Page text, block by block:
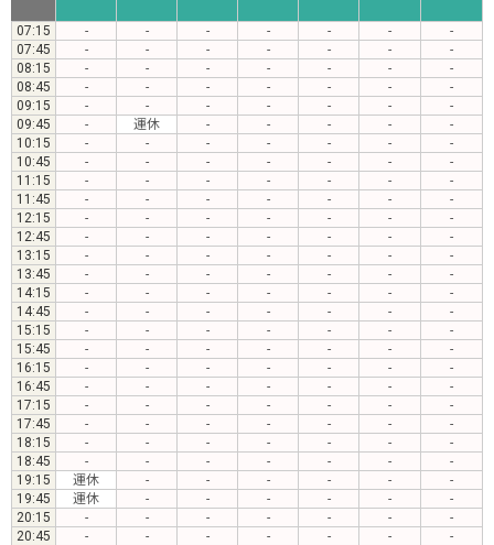
07:15 - - - - - -
-
07:45
- - - - - -
-
08:15
- - - - - -
-
08:45
- - - - - -
-
09:15
- - - - - -
-
09:45
- 運休 - - - -
-
10:15
- - - - - -
-
10:45
- - - - - -
-
11:15
- - - - - -
-
11:45
- - - - - -
-
12:15
- - - - - -
-
12:45
- - - - - -
-
13:15
- - - - - -
-
13:45
- - - - - -
-
14:15
- - - - - -
-
14:45
- - - - - -
-
15:15
- - - - - -
-
15:45
- - - - - -
-
16:15
- - - - - -
-
16:45
- - - - - -
-
17:15
- - - - - -
-
17:45
- - - - - -
-
18:15
- - - - - -
-
18:45
- - - - - -
-
19:15
運休 - - - - -
-
19:45
運休 - - - - -
-
20:15
- - - - - -
-
20:45
- - - - - -
-